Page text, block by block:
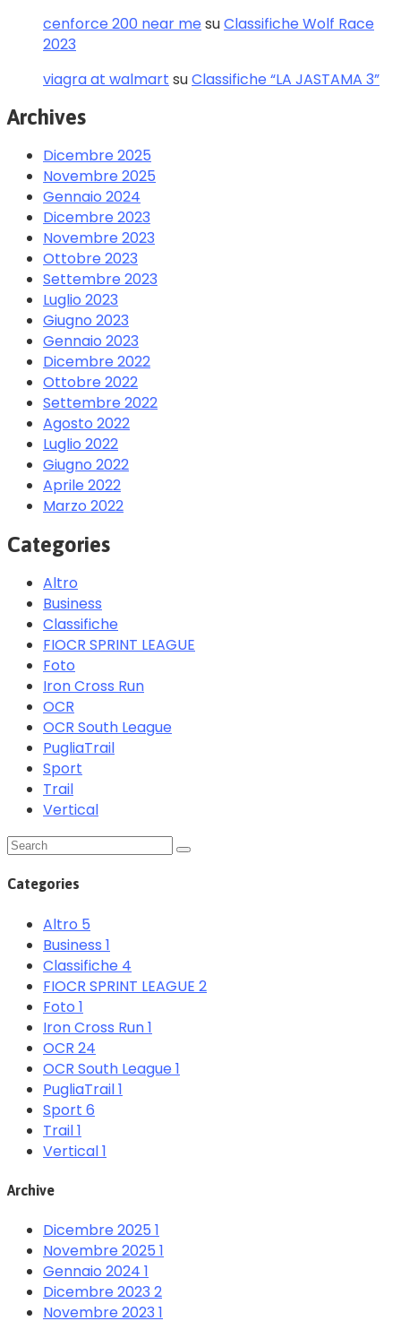
cenforce 200 near mesuClassifiche Wolf Race
2023
viagra at walmart suClassifiche “LA JASTAMA 3”
Archives
Dicembre 2025
Novembre 2025
Gennaio 2024
Dicembre 2023
Novembre 2023
Ottobre 2023
Settembre 2023
Luglio 2023
Giugno 2023
Gennaio 2023
Dicembre 2022
Ottobre 2022
Settembre 2022
Agosto 2022
Luglio 2022
Giugno 2022
Aprile 2022
Marzo 2022
Categories
Altro
Business
Classifiche
FIOCR SPRINT LEAGUE
Foto
Iron Cross Run
OCR
OCR South League
PugliaTrail
Sport
Trail
Vertical
Categories
Altro 5
Business 1
Classifiche 4
FIOCR SPRINT LEAGUE 2
Foto 1
Iron Cross Run1
OCR 24
OCR South League1
PugliaTrail1
Sport 6
Trail1
Vertical1
Archive
Dicembre 2025 1
Novembre 2025 1
Gennaio 2024 1
Dicembre 2023 2
Novembre 2023 1